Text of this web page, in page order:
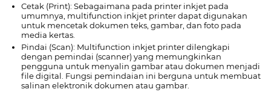
Cetak (Print): Sebagaimana pada printer inkjet pada
umumnya, multifunction inkjet printer dapat digunakan
untuk mencetak dokumen teks, gambar, dan foto pada
media kertas.
Pindai (Scan): Multifunction inkjet printer dilengkapi
dengan pemindai (scanner) yang memungkinkan
pengguna untuk menyalin gambar atau dokumen menjadi
file digital. Fungsi pemindaian ini berguna untuk membuat
salinan elektronik dokumen atau gambar.